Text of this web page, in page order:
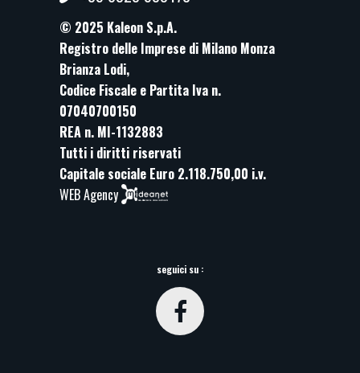
© 2025 Kaleon S.p.A.
Registro delle Imprese di Milano Monza
Brianza Lodi,
Codice Fiscale e Partita Iva n.
07040700150
REA n. MI-1132883
Tutti i diritti riservati
Capitale sociale Euro 2.118.750,00 i.v.
WEB Agency
seguici su :